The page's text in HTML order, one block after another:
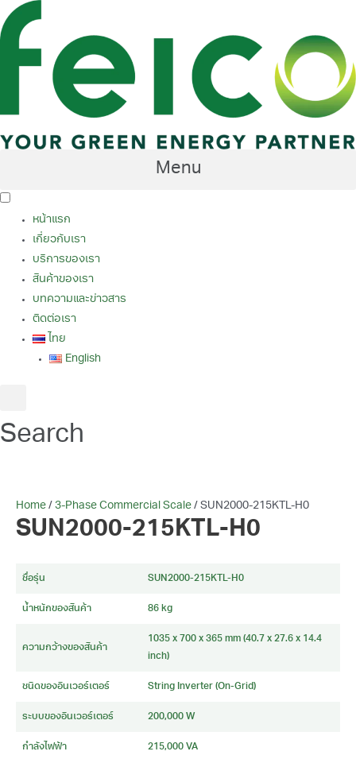
Skip
to
content
Menu
หน้าแรก
เกี่ยวกับเรา
บริการของเรา
สินค้าของเรา
บทความและข่าวสาร
ติดต่อเรา
ไทย
English
Search
Home / 3-Phase Commercial Scale / SUN2000-215KTL-H0
SUN2000-215KTL-H0
ชื่อรุ่น SUN2000-215KTL-H0
น้ำหนักของสินค้า 86 kg
ความกว้างของสินค้า
1035 x 700 x 365 mm (40.7 x 27.6 x 14.4
inch)
ชนิดของอินเวอร์เตอร์ String Inverter (On-Grid)
ระบบของอินเวอร์เตอร์ 200,000 W
กำลังไฟฟ้า 215,000 VA